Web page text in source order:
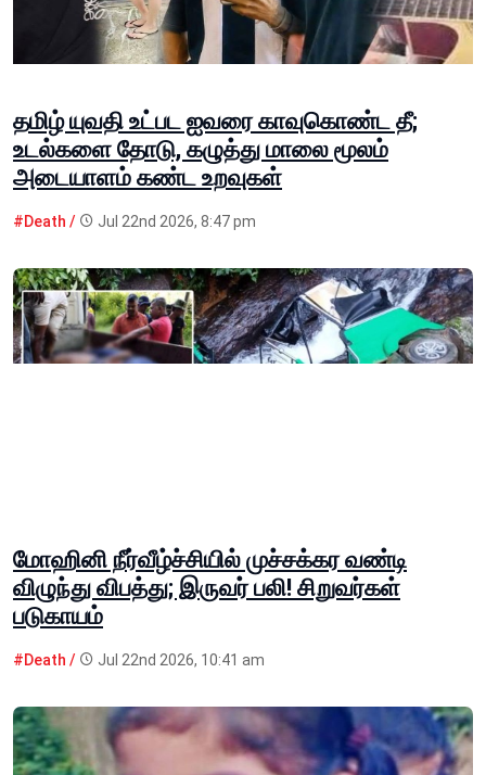
தமிழ் யுவதி உட்பட ஐவரை காவுகொண்ட தீ;
உடல்களை தோடு, கழுத்து மாலை மூலம்
அடையாளம் கண்ட உறவுகள்
#Death / Jul 22nd 2026, 8:47 pm
மோஹினி நீர்வீழ்ச்சியில் முச்சக்கர வண்டி
விழுந்து விபத்து; இருவர் பலி! சிறுவர்கள்
படுகாயம்
#Death / Jul 22nd 2026, 10:41 am